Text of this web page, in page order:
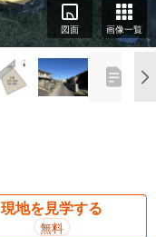
図面 画像一覧
現地を見学する
無料